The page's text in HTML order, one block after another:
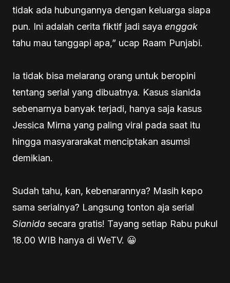
tidak ada hubungannya dengan keluarga siapa
pun. Ini adalah cerita fiktif jadi saya enggak
tahu mau tanggapi apa,” ucap Raam Punjabi.
Ia tidak bisa melarang orang untuk beropini
tentang serial yang dibuatnya. Kasus sianida
sebenarnya banyak terjadi, hanya saja kasus
Jessica Mirna yang paling viral pada saat itu
hingga masyararakat menciptakan asumsi
demikian.
Sudah tahu, kan, kebenarannya? Masih kepo
sama serialnya? Langsung tonton aja serial
Sianida secara gratis! Tayang setiap Rabu pukul
18.00 WIB hanya di WeTV. 😀